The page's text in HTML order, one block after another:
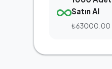
Satın Al
₺63000.00